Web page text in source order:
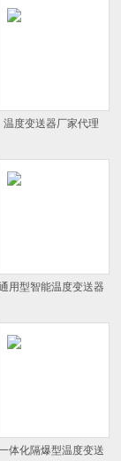
温度变送器厂家代理
用型智能温度变送器
体化隔爆型温度变送